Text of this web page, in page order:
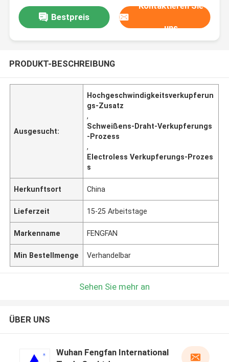
Bestpreis
Kontaktieren Sie
uns
PRODUKT-BESCHREIBUNG
Ausgesucht:
Hochgeschwindigkeitsverkupferun
gs-Zusatz
,
Schweißens-Draht-Verkupferungs
-Prozess
,
Electroless Verkupferungs-Prozes
s
Herkunftsort China
Lieferzeit 15-25 Arbeitstage
Markenname FENGFAN
Min Bestellmenge Verhandelbar
Sehen Sie mehr an
ÜBER UNS
Wuhan Fengfan International